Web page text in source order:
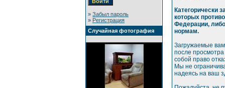
» Забыл пароль
» Регистрация
Случайная фотография
Категорически
которых
Федерации,
нормам.
Загружаемые
после
собой право
Мы не
надеясь на ваш